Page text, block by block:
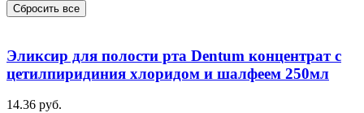
Сбросить все
Эликсир для полости рта Dentum концентрат с
цетилпиридиния хлоридом и шалфеем 250мл
14.36 руб.